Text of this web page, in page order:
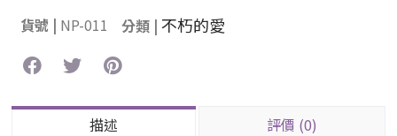
貨號 | NP-011 分類 |不朽的愛
描述 評價 (0)